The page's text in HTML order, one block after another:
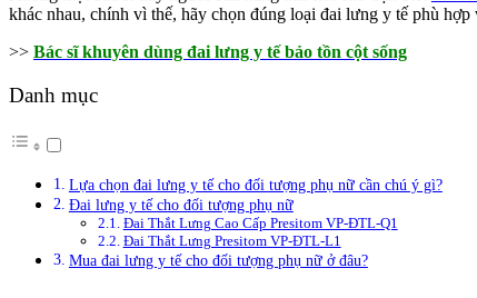
khác nhau, chính vì thế, hãy chọn đúng loại đai lưng y tế phù
>> Bác sĩ khuyên dùng đai lưng y tế bảo tồn cột sống
Danh mục
Lựa chọn đai lưng y tế cho đối tượng phụ nữ cần chú ý gì?
Đai lưng y tế cho đối tượng phụ nữ
Đai Thắt Lưng Cao Cấp Presitom VP-ĐTL-Q1
Đai Thắt Lưng Presitom VP-ĐTL-L1
Mua đai lưng y tế cho đối tượng phụ nữ ở đâu?